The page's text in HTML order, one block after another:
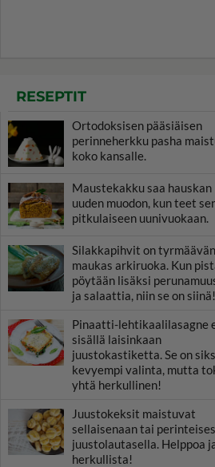
RESEPTIT
Ortodoksisen pääsiäisen
perinneherkku pasha
koko kansalle.
Maustekakku saa hauskan
uuden muodon, kun teet
pitkulaiseen uunivuokaan.
Silakkapihvit on tyrmäävän
maukas arkiruoka. Kun
pöytään lisäksi
ja salaattia, niin se on siinä!
Pinaatti-lehtikaalilasagne
sisällä laisinkaan
juustokastiketta. Se on
kevyempi valinta, mutta
yhtä herkullinen!
Juustokeksit maistuvat
sellaisenaan tai
juustolautasella. Helppoa
herkullista!